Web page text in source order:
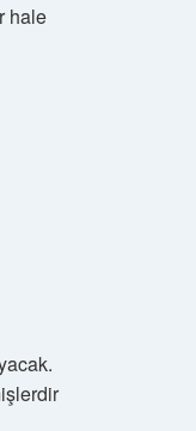
hale